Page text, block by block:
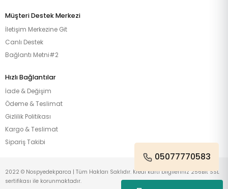
Müşteri Destek Merkezi
İletişim Merkezine Git
Canlı Destek
Bağlantı Metni#2
Hızlı Bağlantılar
İade & Değişim
Ödeme & Teslimat
Gizlilik Politikası
Kargo & Teslimat
Sipariş Takibi
05077770583
2022 © Nospyedekparca | Tüm Hakları Saklıdır. Kredi kartı bilgileriniz 256Bit SSL
sertifikası ile korunmaktadır.